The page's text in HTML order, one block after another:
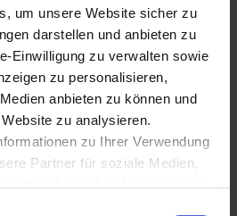
um unsere Website sicher zu
darstellen und anbieten zu
Einwilligung zu verwalten sowie
zu personalisieren,
anbieten zu können und
zu analysieren.
zu Ihrer Verwendung
Partner für soziale Medien,
weiter, die auch in Ländern sind,
Schuberts in Baden und